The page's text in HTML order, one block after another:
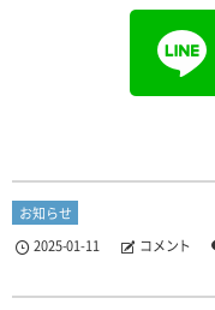
お知らせ
2025-01-11
コメント